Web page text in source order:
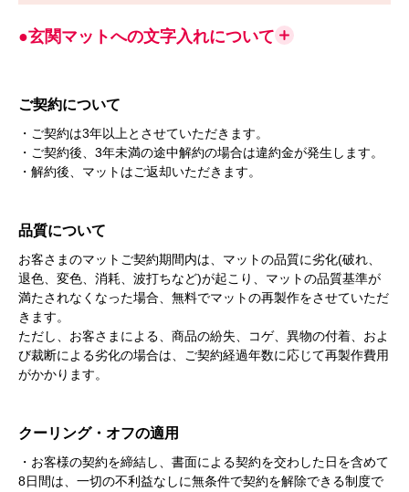
●玄関マットへの文字入れについて
ご契約について
・ご契約は3年以上とさせていただきます。
・ご契約後、3年未満の途中解約の場合は違約金が発生します。
・解約後、マットはご返却いただきます。
品質について
お客さまのマットご契約期間内は、マットの品質に劣化(破れ、
退色、変色、消耗、波打ちなど)が起こり、マットの品質基準が
満たされなくなった場合、無料でマットの再製作をさせていただ
きます。
ただし、お客さまによる、商品の紛失、コゲ、異物の付着、およ
び裁断による劣化の場合は、ご契約経過年数に応じて再製作費用
がかかります。
クーリング・オフの適用
・お客様の契約を締結し、書面による契約を交わした日を含めて
8日間は、一切の不利益なしに無条件で契約を解除できる制度で